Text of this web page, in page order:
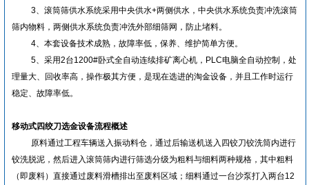
3、 滚筒筛供水系统采用中央供水+两侧供水，中央供水系统负责冲洗滚筒
筛内物料，两侧供水系统负责冲洗外部细筛网，防止堵料。
4、 本套设备技术成熟，故障率低，保养、维护简单方便。
5、 采用2台1200#卧式全自动连续排矿离心机， PLC电脑全自动控制，处
理量大、回收率高，操作极其方便，是现在选进的淘金设备，并且工作时运行
稳定、故障率低。
移动式四绞刀选金设备流程概述
原料通过工程车辆送入振动料仓，通过后输送机送入四铰刀铰洗筒内进行
铰洗脱泥，然后进入滚筒筛内进行筛选分级为粗料与细料两种规格，其中粗料
（即废料）直接通过废料滑槽排出至废料区域；细料通过一台沙泵打入两台12